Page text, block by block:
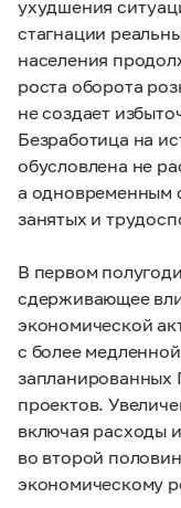
ухудшения
стагнации
населения
роста оборота
не создает
Безработица на
обусловлена не
а одновременным
занятых и
В первом
сдерживающее
экономической
с более
запланированных
проектов.
включая расходы
во второй
экономическому